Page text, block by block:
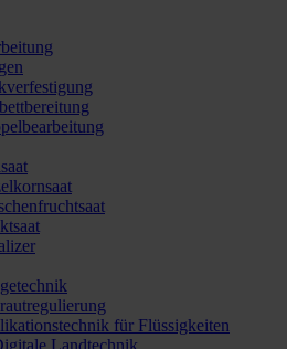
für Flüssigkeiten
Landtechnik